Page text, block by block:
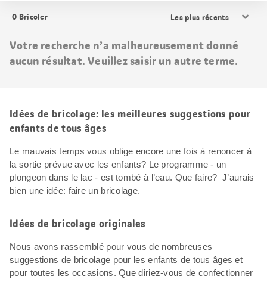
0 Bricoler
les
Votre recherche n’a malheureusement donné
aucun résultat. Veuillez saisir un autre terme.
Idées de bricolage: les meilleures suggestions pour
enfants de tous âges
Le mauvais temps vous oblige encore une fois à renoncer à
la sortie prévue avec les enfants? Le programme - un
plongeon dans le lac - est tombé à l’eau. Que faire? J’aurais
bien une idée: faire un bricolage.
Idées de bricolage originales
Nous avons rassemblé pour vous de nombreuses
suggestions de bricolage pour les enfants de tous âges et
pour toutes les occasions. Que diriez-vous de confectionner